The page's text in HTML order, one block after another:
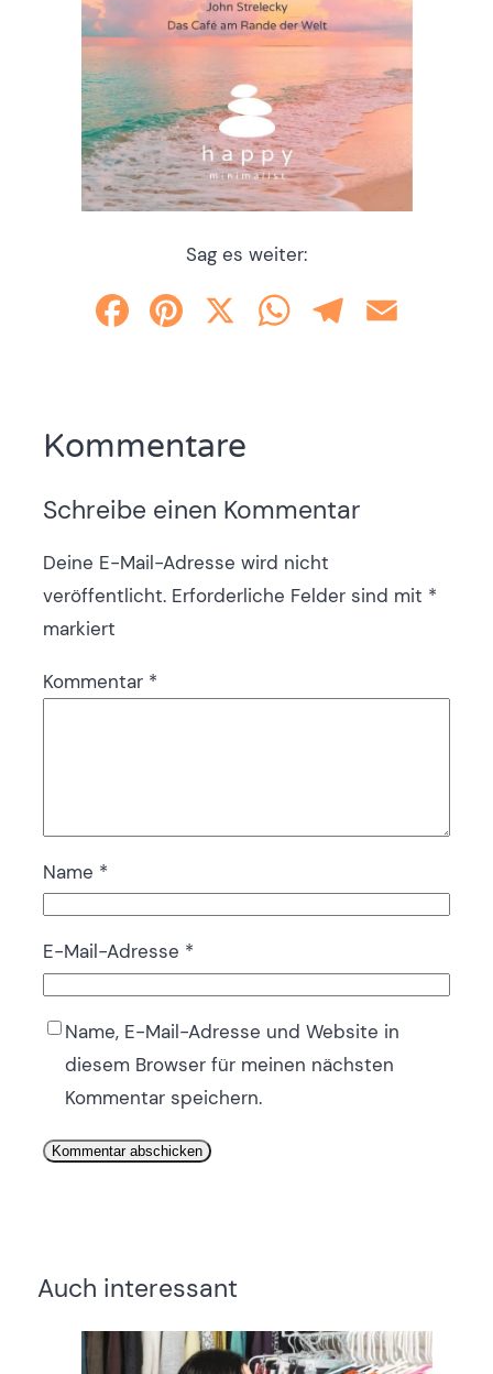
Sag es weiter:
FacebookPinterest WhatsAppTelegram
Kommentare
Schreibe einen Kommentar
Deine E-Mail-Adresse wird nicht
veröffentlicht. Erforderliche Felder sind mit *
markiert
Kommentar *
Name *
E-Mail-Adresse *
Name, E-Mail-Adresse und Website in
diesem Browser für meinen nächsten
Kommentar speichern.
Auch interessant